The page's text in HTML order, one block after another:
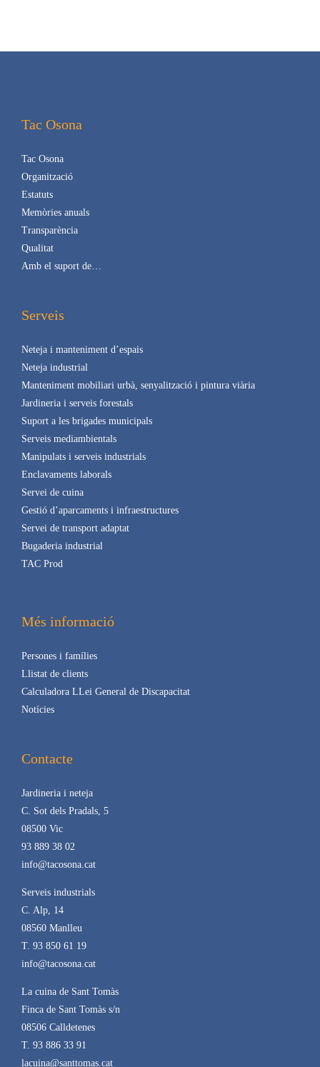
Tac Osona
Tac Osona
Organització
Estatuts
Memòries anuals
Transparència
Qualitat
Amb el suport de…
Serveis
Neteja i manteniment d’espais
Neteja industrial
Manteniment mobiliari urbà, senyalització i pintura viària
Jardineria i serveis forestals
Suport a les brigades municipals
Serveis mediambientals
Manipulats i serveis industrials
Enclavaments laborals
Servei de cuina
Gestió d’aparcaments i infraestructures
Servei de transport adaptat
Bugaderia industrial
TAC Prod
Més informació
Persones i famílies
Llistat de clients
Calculadora LLei General de Discapacitat
Notícies
Contacte
Jardineria i neteja
C. Sot dels Pradals, 5
08500 Vic
93 889 38 02
info@tacosona.cat
Serveis industrials
C. Alp, 14
08560 Manlleu
T. 93 850 61 19
info@tacosona.cat
La cuina de Sant Tomàs
Finca de Sant Tomàs s/n
08506 Calldetenes
T. 93 886 33 91
lacuina@santtomas.cat